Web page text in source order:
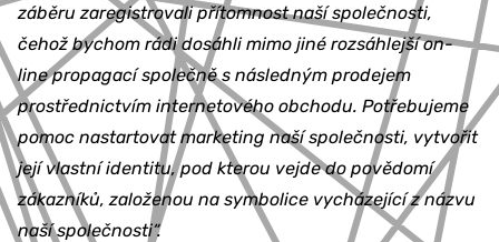
záběru zaregistrovali přítomnost naší společnosti,
čehož bychom rádi dosáhli mimo jiné rozsáhlejší on-
line propagací společně s následným prodejem
prostřednictvím internetového obchodu. Potřebujeme
pomoc nastartovat marketing naší společnosti, vytvořit
její vlastní identitu, pod kterou vejde do povědomí
zákazníků, založenou na symbolice vycházející z názvu
naší společnosti“.